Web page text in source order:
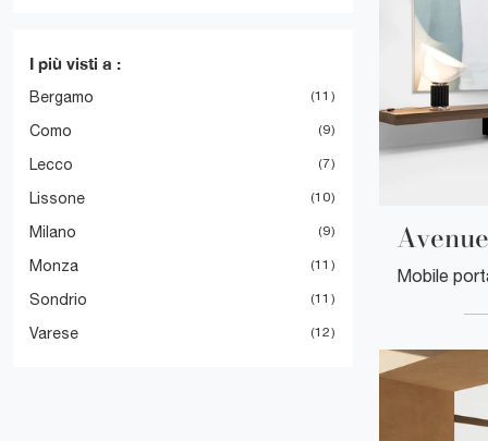
I più visti a :
Bergamo 11
Como 9
Lecco 7
Lissone 10
Milano 9
Monza 11
Sondrio 11
Varese 12